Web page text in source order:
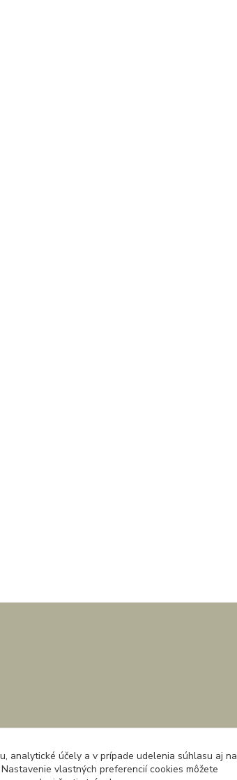
analytické účely a v prípade udelenia súhlasu aj na
vlastných preferencií cookies môžete